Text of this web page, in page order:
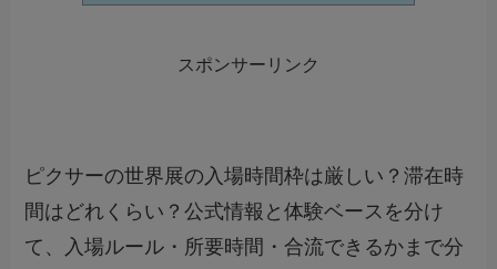
スポンサーリンク
ピクサーの世界展の入場時間枠は厳しい？滞在時
間はどれくらい？公式情報と体験ベースを分け
て、入場ルール・所要時間・合流できるかまで分